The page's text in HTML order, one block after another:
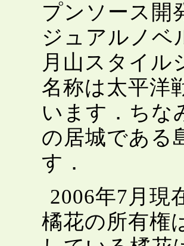
プンソース開
ジュアルノベ
月山スタイル
名称は太平洋
います．ちな
の居城である
す．
2006年7月現
橘花の所有権